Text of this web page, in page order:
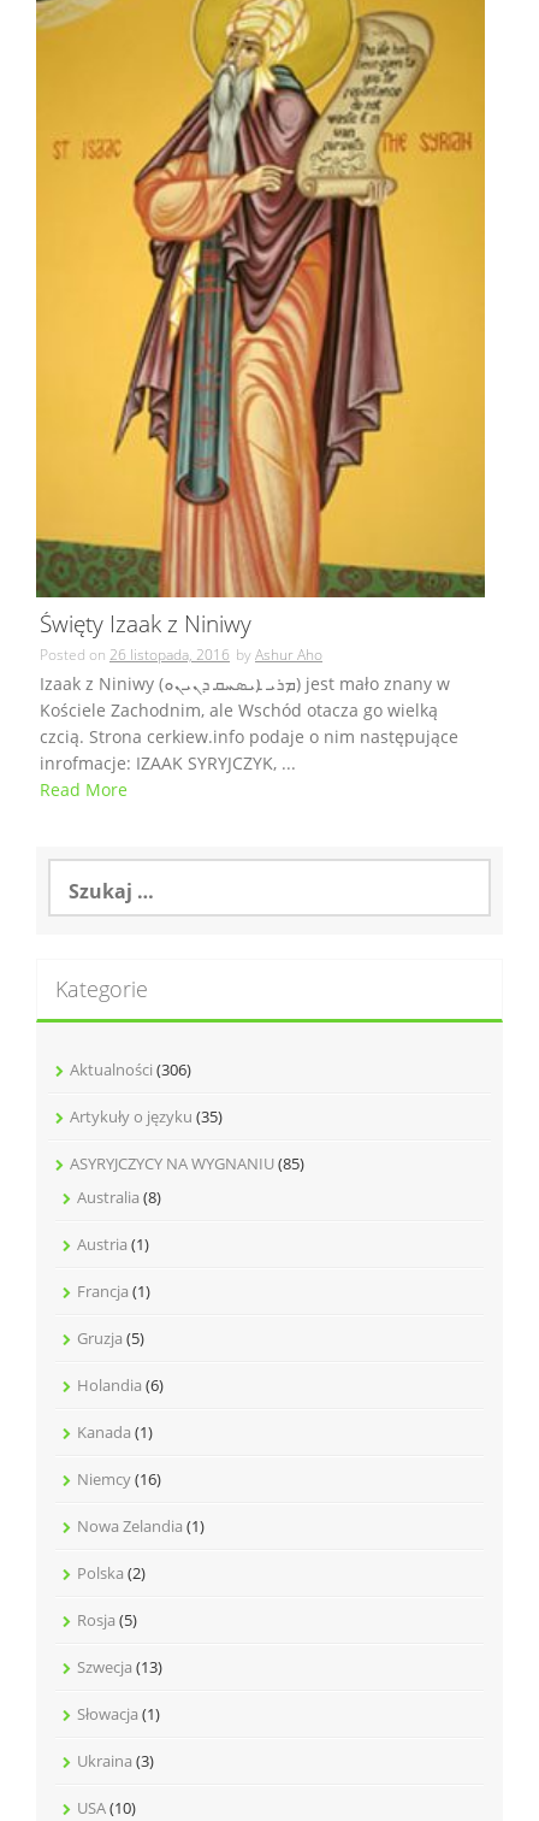
Święty Izaak z Niniwy
Posted on 26 listopada, 2016 byAshur Aho
Izaak z Niniwy (ܡܪܝ ܐܝܣܚܩ ܕܢܝܢܘ) jest mało znany w
Kościele Zachodnim, ale Wschód otacza go wielką
czcią. Strona cerkiew.info podaje o nim następujące
inrofmacje: IZAAK SYRYJCZYK, ...
Read More
Szukaj:
Kategorie
Aktualności (306)
Artykuły o języku (35)
ASYRYJCZYCY NA WYGNANIU(85)
Australia (8)
Austria (1)
Francja (1)
Gruzja (5)
Holandia (6)
Kanada (1)
Niemcy(16)
Nowa Zelandia (1)
Polska (2)
Rosja (5)
Szwecja (13)
Słowacja (1)
Ukraina (3)
USA(10)